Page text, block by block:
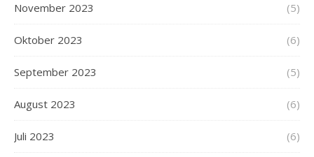
November 2023 (5)
Oktober 2023 (6)
September 2023 (5)
August 2023 (6)
Juli 2023 (6)